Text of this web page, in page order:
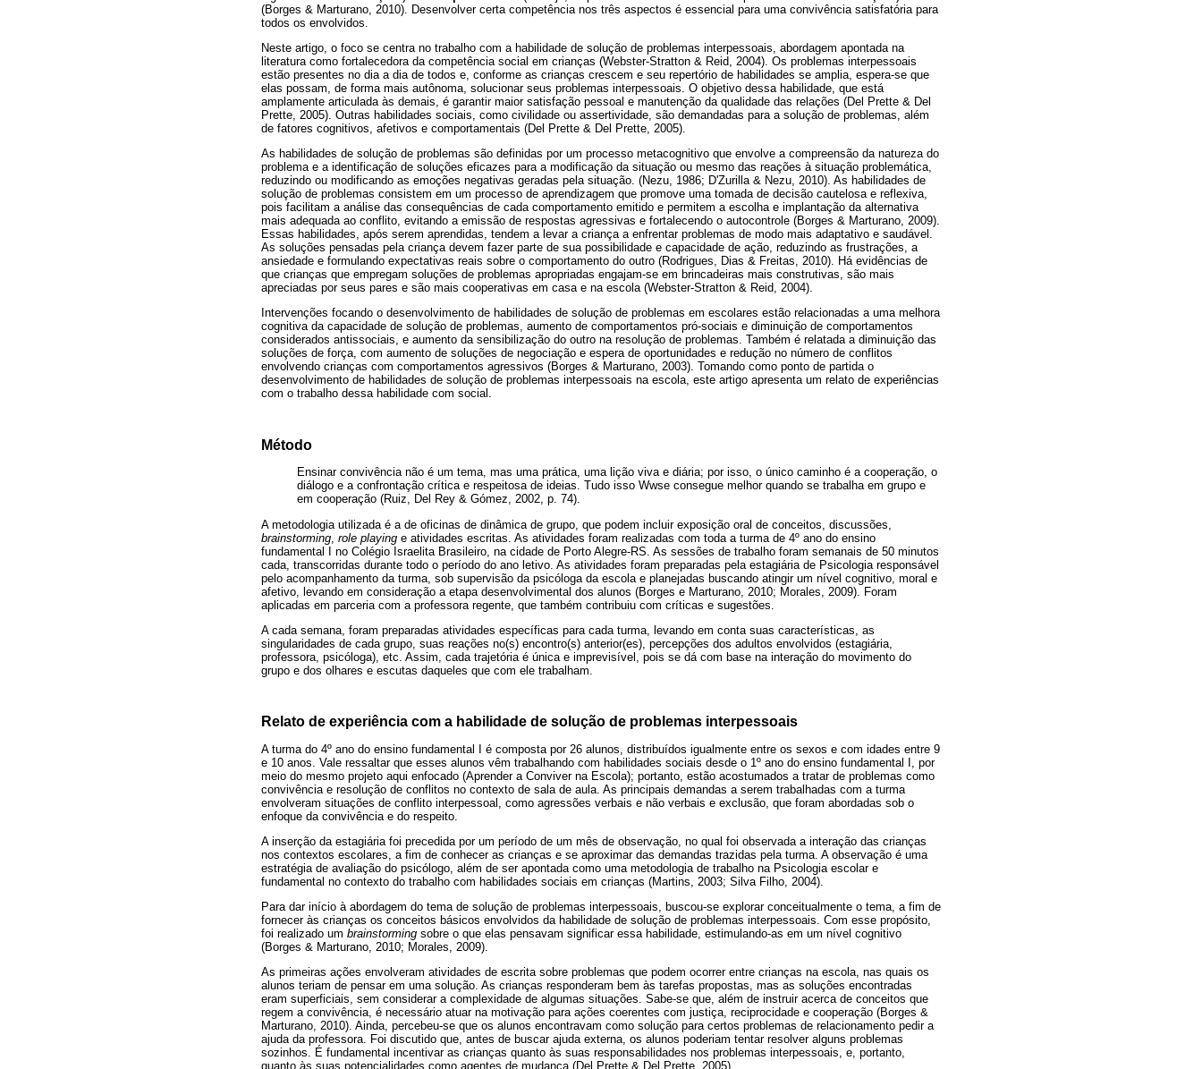
(Borges & Marturano, 2010). Desenvolver certa competência nos três aspectos é essencial para uma convivência satisfatória para
todos os envolvidos.
Neste artigo, o foco se centra no trabalho com a habilidade de solução de problemas interpessoais, abordagem apontada na
literatura como fortalecedora da competência social em crianças (Webster-Stratton & Reid, 2004). Os problemas interpessoais
estão presentes no dia a dia de todos e, conforme as crianças crescem e seu repertório de habilidades se amplia, espera-se que
elas possam, de forma mais autônoma, solucionar seus problemas interpessoais. O objetivo dessa habilidade, que está
amplamente articulada às demais, é garantir maior satisfação pessoal e manutenção da qualidade das relações (Del Prette & Del
Prette, 2005). Outras habilidades sociais, como civilidade ou assertividade, são demandadas para a solução de problemas, além
de fatores cognitivos, afetivos e comportamentais (Del Prette & Del Prette, 2005).
As habilidades de solução de problemas são definidas por um processo metacognitivo que envolve a compreensão da natureza do
problema e a identificação de soluções eficazes para a modificação da situação ou mesmo das reações à situação problemática,
reduzindo ou modificando as emoções negativas geradas pela situação. (Nezu, 1986; D'Zurilla & Nezu, 2010). As habilidades de
solução de problemas consistem em um processo de aprendizagem que promove uma tomada de decisão cautelosa e reflexiva,
pois facilitam a análise das consequências de cada comportamento emitido e permitem a escolha e implantação da alternativa
mais adequada ao conflito, evitando a emissão de respostas agressivas e fortalecendo o autocontrole (Borges & Marturano, 2009).
Essas habilidades, após serem aprendidas, tendem a levar a criança a enfrentar problemas de modo mais adaptativo e saudável.
As soluções pensadas pela criança devem fazer parte de sua possibilidade e capacidade de ação, reduzindo as frustrações, a
ansiedade e formulando expectativas reais sobre o comportamento do outro (Rodrigues, Dias & Freitas, 2010). Há evidências de
que crianças que empregam soluções de problemas apropriadas engajam-se em brincadeiras mais construtivas, são mais
apreciadas por seus pares e são mais cooperativas em casa e na escola (Webster-Stratton & Reid, 2004).
Intervenções focando o desenvolvimento de habilidades de solução de problemas em escolares estão relacionadas a uma melhora
cognitiva da capacidade de solução de problemas, aumento de comportamentos pró-sociais e diminuição de comportamentos
considerados antissociais, e aumento da sensibilização do outro na resolução de problemas. Também é relatada a diminuição das
soluções de força, com aumento de soluções de negociação e espera de oportunidades e redução no número de conflitos
envolvendo crianças com comportamentos agressivos (Borges & Marturano, 2003). Tomando como ponto de partida o
desenvolvimento de habilidades de solução de problemas interpessoais na escola, este artigo apresenta um relato de experiências
com o trabalho dessa habilidade com social.
Método
Ensinar convivência não é um tema, mas uma prática, uma lição viva e diária; por isso, o único caminho é a cooperação, o
diálogo e a confrontação crítica e respeitosa de ideias. Tudo isso Wwse consegue melhor quando se trabalha em grupo e
em cooperação (Ruiz, Del Rey & Gómez, 2002, p. 74).
A metodologia utilizada é a de oficinas de dinâmica de grupo, que podem incluir exposição oral de conceitos, discussões,
brainstorming role playing e atividades escritas. As atividades foram realizadas com toda a turma de 4º ano do ensino
fundamental I no Colégio Israelita Brasileiro, na cidade de Porto Alegre-RS. As sessões de trabalho foram semanais de 50 minutos
cada, transcorridas durante todo o período do ano letivo. As atividades foram preparadas pela estagiária de Psicologia responsável
pelo acompanhamento da turma, sob supervisão da psicóloga da escola e planejadas buscando atingir um nível cognitivo, moral e
afetivo, levando em consideração a etapa desenvolvimental dos alunos (Borges e Marturano, 2010; Morales, 2009). Foram
aplicadas em parceria com a professora regente, que também contribuiu com críticas e sugestões.
A cada semana, foram preparadas atividades específicas para cada turma, levando em conta suas características, as
singularidades de cada grupo, suas reações no(s) encontro(s) anterior(es), percepções dos adultos envolvidos (estagiária,
professora, psicóloga), etc. Assim, cada trajetória é única e imprevisível, pois se dá com base na interação do movimento do
grupo e dos olhares e escutas daqueles que com ele trabalham.
Relato de experiência com a habilidade de solução de problemas interpessoais
A turma do 4º ano do ensino fundamental I é composta por 26 alunos, distribuídos igualmente entre os sexos e com idades entre 9
e 10 anos. Vale ressaltar que esses alunos vêm trabalhando com habilidades sociais desde o 1º ano do ensino fundamental I, por
meio do mesmo projeto aqui enfocado (Aprender a Conviver na Escola); portanto, estão acostumados a tratar de problemas como
convivência e resolução de conflitos no contexto de sala de aula. As principais demandas a serem trabalhadas com a turma
envolveram situações de conflito interpessoal, como agressões verbais e não verbais e exclusão, que foram abordadas sob o
enfoque da convivência e do respeito.
A inserção da estagiária foi precedida por um período de um mês de observação, no qual foi observada a interação das crianças
nos contextos escolares, a fim de conhecer as crianças e se aproximar das demandas trazidas pela turma. A observação é uma
estratégia de avaliação do psicólogo, além de ser apontada como uma metodologia de trabalho na Psicologia escolar e
fundamental no contexto do trabalho com habilidades sociais em crianças (Martins, 2003; Silva Filho, 2004).
Para dar início à abordagem do tema de solução de problemas interpessoais, buscou-se explorar conceitualmente o tema, a fim de
fornecer às crianças os conceitos básicos envolvidos da habilidade de solução de problemas interpessoais. Com esse propósito,
foi realizado um brainstorming sobre o que elas pensavam significar essa habilidade, estimulando-as em um nível cognitivo
(Borges & Marturano, 2010; Morales, 2009).
As primeiras ações envolveram atividades de escrita sobre problemas que podem ocorrer entre crianças na escola, nas quais os
alunos teriam de pensar em uma solução. As crianças responderam bem às tarefas propostas, mas as soluções encontradas
eram superficiais, sem considerar a complexidade de algumas situações. Sabe-se que, além de instruir acerca de conceitos que
regem a convivência, é necessário atuar na motivação para ações coerentes com justiça, reciprocidade e cooperação (Borges &
Marturano, 2010). Ainda, percebeu-se que os alunos encontravam como solução para certos problemas de relacionamento pedir a
ajuda da professora. Foi discutido que, antes de buscar ajuda externa, os alunos poderiam tentar resolver alguns problemas
sozinhos. É fundamental incentivar as crianças quanto às suas responsabilidades nos problemas interpessoais, e, portanto,
quanto às suas potencialidades como agentes de mudança (Del Prette & Del Prette, 2005).